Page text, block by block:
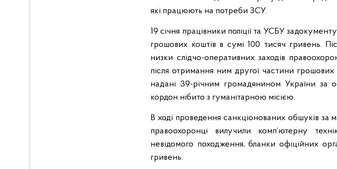
які працюють на потреби ЗСУ.
19 січня працівники поліції та УСБУ
грошових коштів в сумі 100 тисяч гривень.
низки слідчо-оперативних заходів
після отримання ним другої частини
надані 39-річним громадянином України за
кордон нібито з гуманітарною місією.
В ході проведення санкціонованих обшуків за
правоохоронці вилучили комп’ютерну
невідомого походження, бланки офіційних
гривень.